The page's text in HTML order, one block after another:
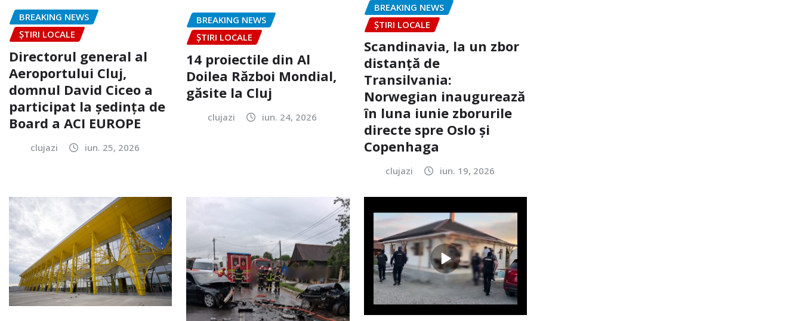
BREAKING NEWS
ȘTIRI LOCALE
Directorul general al
Aeroportului Cluj,
domnul David Ciceo a
participat la ședința de
Board a ACI EUROPE
clujazi iun. 25, 2026
BREAKING NEWS
ȘTIRI LOCALE
14 proiectile din Al
Doilea Război Mondial,
găsite la Cluj
clujazi iun. 24, 2026
BREAKING NEWS
ȘTIRI LOCALE
Scandinavia, la un zbor
distanță de
Transilvania:
Norwegian inaugurează
în luna iunie zborurile
directe spre Oslo și
Copenhaga
clujazi iun. 19, 2026